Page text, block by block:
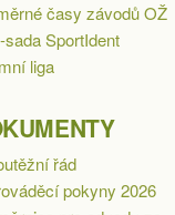
časy závodů OŽ
sada SportIdent
liga
řád
pokyny 2026